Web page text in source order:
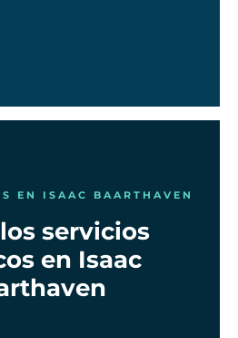
EN ISAAC BAARTHAVEN
servicios
en Isaac